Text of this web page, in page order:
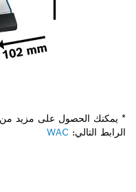
* يمكنك الحصول على مزيد من
الرابط التالي: WAC